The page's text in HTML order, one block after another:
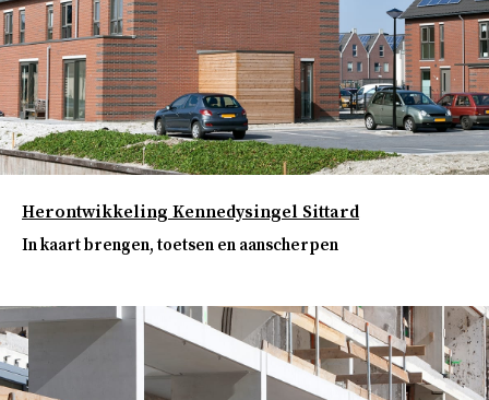
Herontwikkeling Kennedysingel Sittard
In kaart brengen, toetsen en aanscherpen